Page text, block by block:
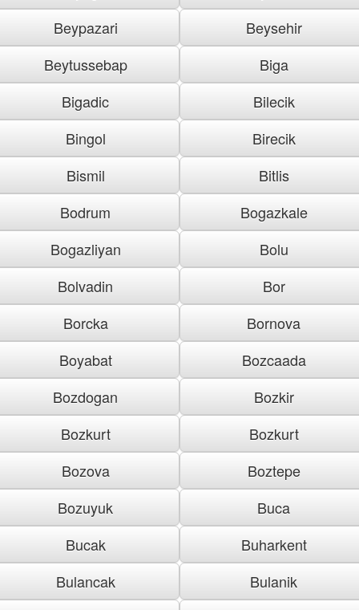
Beypazari
Beysehir
Beytussebap
Biga
Bigadic
Bilecik
Bingol
Birecik
Bismil
Bitlis
Bodrum
Bogazkale
Bogazliyan
Bolu
Bolvadin
Bor
Borcka
Bornova
Boyabat
Bozcaada
Bozdogan
Bozkir
Bozkurt
Bozkurt
Bozova
Boztepe
Bozuyuk
Buca
Bucak
Buharkent
Bulancak
Bulanik